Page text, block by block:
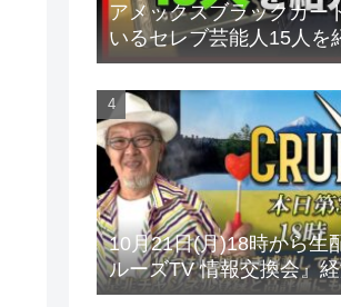
アメックスブラックカー
いるセレブ芸能人15人を
10月21日(月)18時から生
ルーズTV 情報交換会』
投資 株式市場 新NISA 投